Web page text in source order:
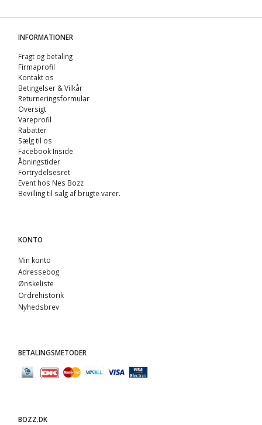
INFORMATIONER
Fragt og betaling
Firmaprofil
Kontakt os
Betingelser & Vilkår
Returneringsformular
Oversigt
Vareprofil
Rabatter
Sælg til os
Facebook Inside
Åbningstider
Fortrydelsesret
Event hos Nes Bozz
Bevilling til salg af brugte varer.
KONTO
Min konto
Adressebog
Ønskeliste
Ordrehistorik
Nyhedsbrev
BETALINGSMETODER
BOZZ.DK